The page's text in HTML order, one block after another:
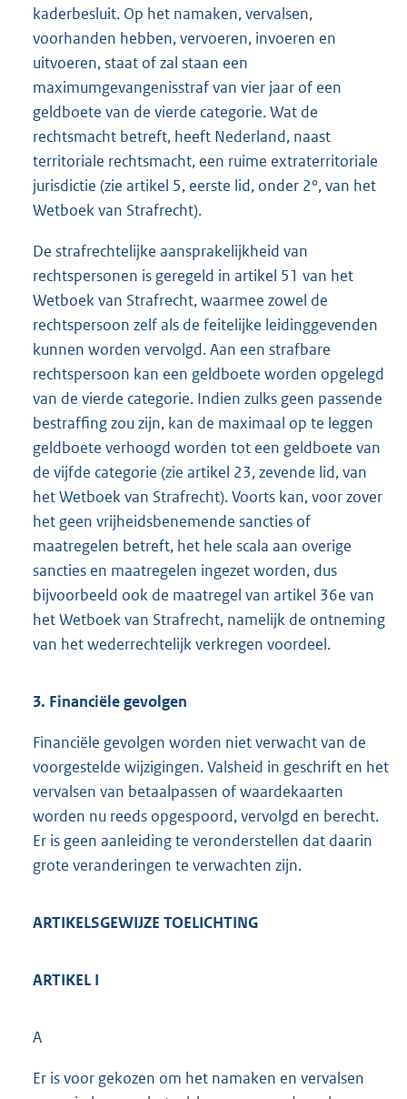
kaderbesluit. Op het namaken, vervalsen,
voorhanden hebben, vervoeren, invoeren en
uitvoeren, staat of zal staan een
maximumgevangenisstraf van vier jaar of een
geldboete van de vierde categorie. Wat de
rechtsmacht betreft, heeft Nederland, naast
territoriale rechtsmacht, een ruime extraterritoriale
jurisdictie (zie artikel 5, eerste lid, onder 2°, van het
Wetboek van Strafrecht).
De strafrechtelijke aansprakelijkheid van
rechtspersonen is geregeld in artikel 51 van het
Wetboek van Strafrecht, waarmee zowel de
rechtspersoon zelf als de feitelijke leidinggevenden
kunnen worden vervolgd. Aan een strafbare
rechtspersoon kan een geldboete worden opgelegd
van de vierde categorie. Indien zulks geen passende
bestraffing zou zijn, kan de maximaal op te leggen
geldboete verhoogd worden tot een geldboete van
de vijfde categorie (zie artikel 23, zevende lid, van
het Wetboek van Strafrecht). Voorts kan, voor zover
het geen vrijheidsbenemende sancties of
maatregelen betreft, het hele scala aan overige
sancties en maatregelen ingezet worden, dus
bijvoorbeeld ook de maatregel van artikel 36e van
het Wetboek van Strafrecht, namelijk de ontneming
van het wederrechtelijk verkregen voordeel.
3. Financiële gevolgen
Financiële gevolgen worden niet verwacht van de
voorgestelde wijzigingen. Valsheid in geschrift en het
vervalsen van betaalpassen of waardekaarten
worden nu reeds opgespoord, vervolgd en berecht.
Er is geen aanleiding te veronderstellen dat daarin
grote veranderingen te verwachten zijn.
ARTIKELSGEWIJZE TOELICHTING
ARTIKEL I
A
Er is voor gekozen om het namaken en vervalsen